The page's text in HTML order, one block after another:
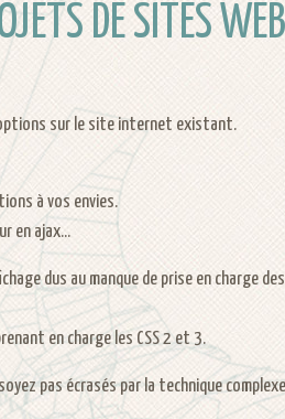
DE SITES
sur le site internet existant.
à vos envies.
en ajax...
dus au manque de prise en charge des
en charge les CSS 2 et 3.
pas écrasés par la technique complexe